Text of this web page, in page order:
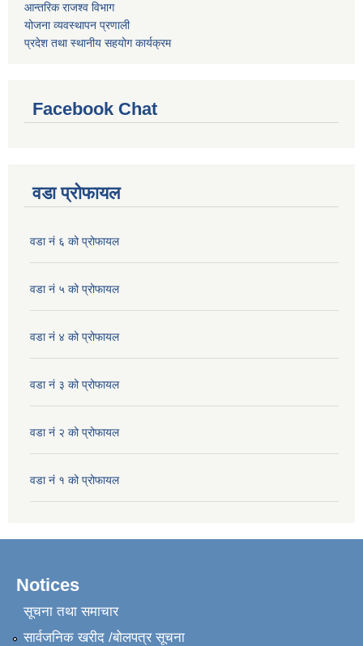
आन्तरिक राजश्व विभाग
योजना व्यवस्थापन प्रणाली
प्रदेश तथा स्थानीय सहयोग कार्यक्रम
Facebook Chat
वडा प्रोफायल
वडा नं ६ को प्रोफायल
वडा नं ५ को प्रोफायल
वडा नं ४ को प्रोफायल
वडा नं ३ को प्रोफायल
वडा नं २ को प्रोफायल
वडा नं १ को प्रोफायल
Notices
सूचना तथा समाचार
सार्वजनिक खरीद /बोलपत्र सूचना